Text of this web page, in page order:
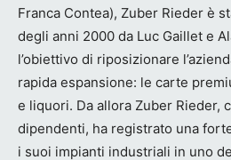
Franca Contea), Zuber Rieder è
degli anni 2000 da Luc Gaillet e
l’obiettivo di riposizionare
rapida espansione: le carte
e liquori. Da allora Zuber Rieder,
dipendenti, ha registrato una
i suoi impianti industriali in uno